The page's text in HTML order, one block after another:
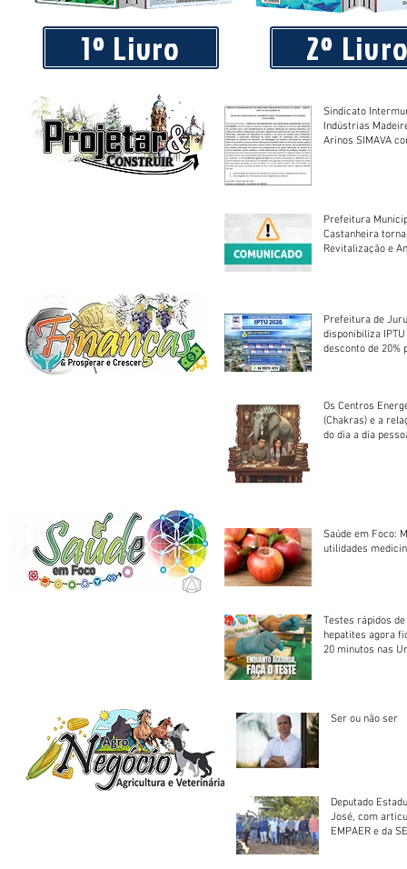
Gaúchos
1º Livro 2º
Sindicato
Indústrias
Arinos SIMAVA convoca à
Prefeitura
Castanheira
Revitalização e
Prefeitura de
disponibiliza
desconto de 20%
Os Centros
(Chakras) e a
do dia a dia
Saúde em Foco:
utilidades
Testes rápidos
hepatites agora
20 minutos nas
Ser ou não ser
Deputado
José, com
EMPAER e da